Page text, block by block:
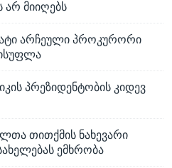
არ მიიღებს
არჩეული პროკურორი
პრეზიდენტობის კიდევ
თითქმის ნახევარი
ემხრობა